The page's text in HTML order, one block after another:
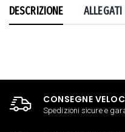
DESCRIZIONE ALLEGATI
CONSEGNE
Spedizioni sicure e